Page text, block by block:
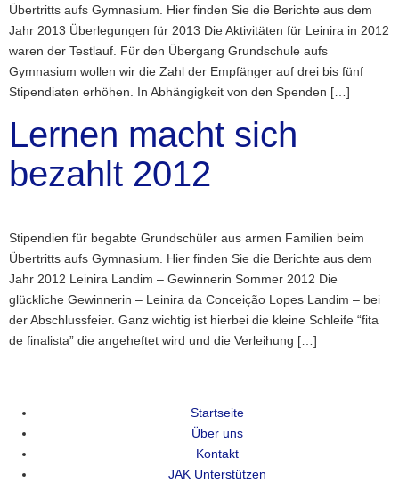
Übertritts aufs Gymnasium. Hier finden Sie die Berichte aus dem
Jahr 2013 Überlegungen für 2013 Die Aktivitäten für Leinira in 2012
waren der Testlauf. Für den Übergang Grundschule aufs
Gymnasium wollen wir die Zahl der Empfänger auf drei bis fünf
Stipendiaten erhöhen. In Abhängigkeit von den Spenden […]
Lernen macht sich
bezahlt 2012
Stipendien für begabte Grundschüler aus armen Familien beim
Übertritts aufs Gymnasium. Hier finden Sie die Berichte aus dem
Jahr 2012 Leinira Landim – Gewinnerin Sommer 2012 Die
glückliche Gewinnerin – Leinira da Conceição Lopes Landim – bei
der Abschlussfeier. Ganz wichtig ist hierbei die kleine Schleife “fita
de finalista” die angeheftet wird und die Verleihung […]
Startseite
Über uns
Kontakt
JAK Unterstützen